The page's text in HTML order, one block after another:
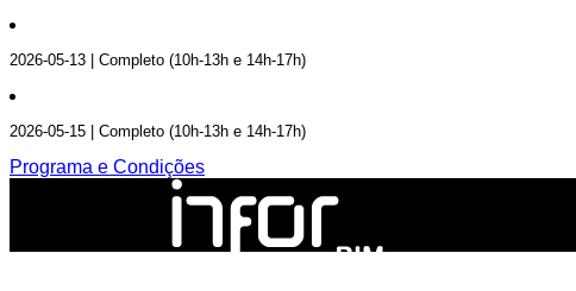
2026-05-13 | Completo (10h-13h e 14h-17h)
2026-05-15 | Completo (10h-13h e 14h-17h)
Programa e Condições